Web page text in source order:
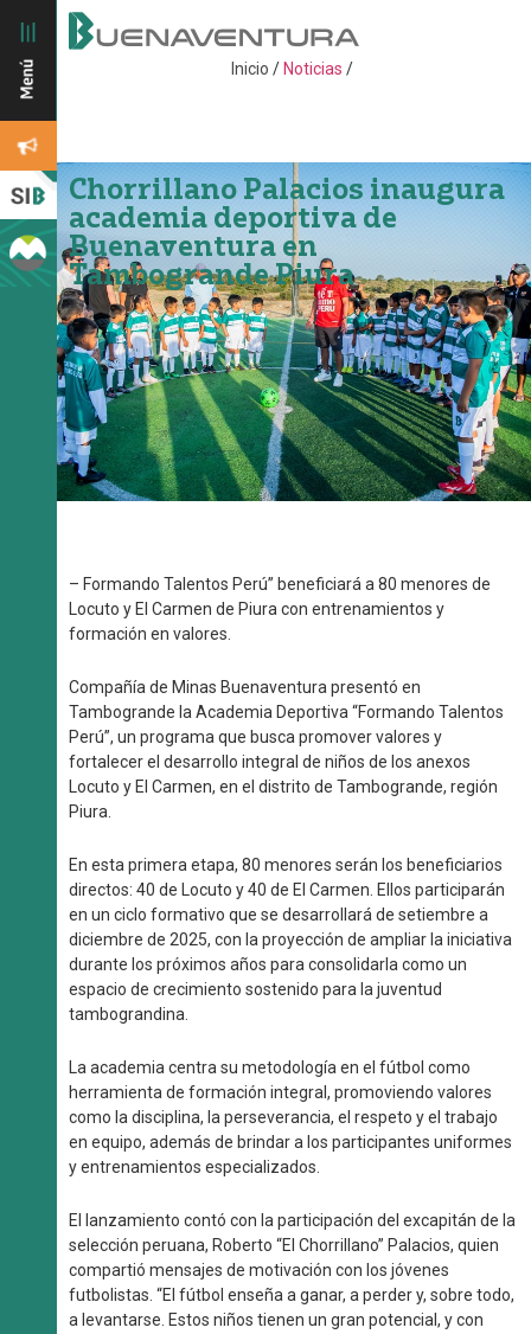
Inicio / Noticias /
Chorrillano Palacios inaugura
academia deportiva de
Buenaventura en
Tambogrande Piura
– Formando Talentos Perú” beneficiará a 80 menores de
Locuto y El Carmen de Piura con entrenamientos y
formación en valores.
Compañía de Minas Buenaventura presentó en
Tambogrande la Academia Deportiva “Formando Talentos
Perú”, un programa que busca promover valores y
fortalecer el desarrollo integral de niños de los anexos
Locuto y El Carmen, en el distrito de Tambogrande, región
Piura.
En esta primera etapa, 80 menores serán los beneficiarios
directos: 40 de Locuto y 40 de El Carmen. Ellos participarán
en un ciclo formativo que se desarrollará de setiembre a
diciembre de 2025, con la proyección de ampliar la iniciativa
durante los próximos años para consolidarla como un
espacio de crecimiento sostenido para la juventud
tambograndina.
La academia centra su metodología en el fútbol como
herramienta de formación integral, promoviendo valores
como la disciplina, la perseverancia, el respeto y el trabajo
en equipo, además de brindar a los participantes uniformes
y entrenamientos especializados.
El lanzamiento contó con la participación del excapitán de la
selección peruana, Roberto “El Chorrillano” Palacios, quien
compartió mensajes de motivación con los jóvenes
futbolistas. “El fútbol enseña a ganar, a perder y, sobre todo,
a levantarse. Estos niños tienen un gran potencial, y con